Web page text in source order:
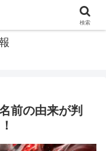
前の由来が判
検索